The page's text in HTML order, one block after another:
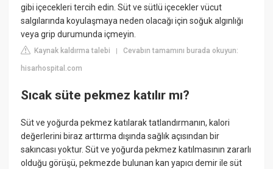
gibi içecekleri tercih edin. Süt ve sütlü içecekler vücut
salgılarında koyulaşmaya neden olacağı için soğuk algınlığı
veya grip durumunda içmeyin.
Kaynak kaldırma talebi |Cevabın tamamını burada okuyun:
hisarhospital.com
Sıcak süte pekmez katılır mı?
Süt ve yoğurda pekmez katılarak tatlandırmanın, kalori
değerlerini biraz arttırma dışında sağlık açısından bir
sakıncası yoktur. Süt ve yoğurda pekmez katılmasının zararlı
olduğu görüşü, pekmezde bulunan kan yapıcı demir ile süt